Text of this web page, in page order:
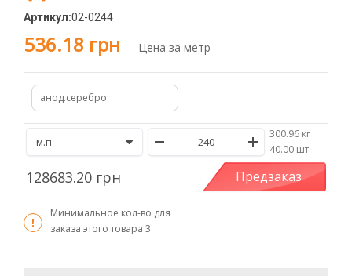
Артикул:02-0244
536.18 грн Цена за метр
анод.серебро
300.96 кг
/40.00 шт
128683.20 грн Предзаказ
Минимальное кол-во для
заказа этого товара 3